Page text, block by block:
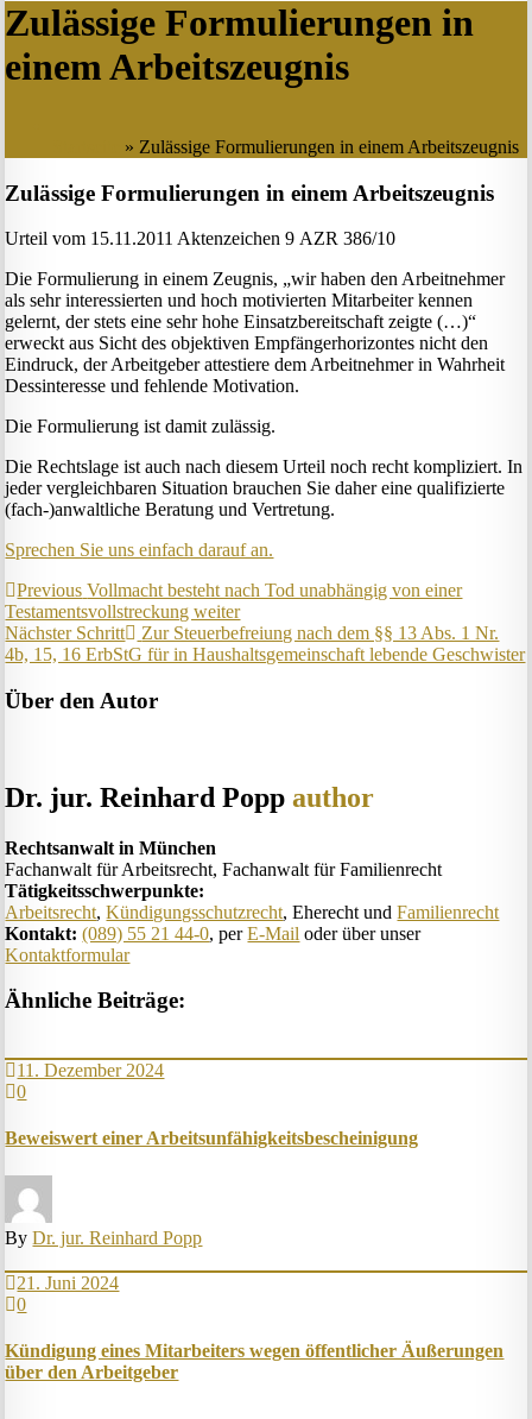
Zulässige Formulierungen in
einem Arbeitszeugnis
» Zulässige Formulierungen in einem Arbeitszeugnis
Zulässige Formulierungen in einem Arbeitszeugnis
Urteil vom 15.11.2011 Aktenzeichen 9 AZR 386/10
Die Formulierung in einem Zeugnis, „wir ha­ben den Arbeitnehmer
als sehr interessierten und hoch motivierten Mitarbeiter kennen
gelernt, der stets eine sehr hohe Einsatz­bereitschaft zeigte (…)“
erweckt aus Sicht des objektiven Empfängerhorizontes nicht den
Eindruck, der Arbeitgeber attestiere dem Arbeitnehmer in Wahrheit
Dessinteresse und fehlende Motivation.
Die Formulierung ist damit zulässig.
Die Rechtslage ist auch nach diesem Urteil noch recht kompliziert. In
jeder vergleichbaren Situation brauchen Sie daher eine qualifizierte
(fach-)anwaltliche Beratung und Vertretung.
Sprechen Sie uns einfach darauf an.
Beitragsnavigation
Previous Vollmacht besteht nach Tod unabhängig von einer
Testamentsvollstreckung weiter
Nächster Schritt
Zur Steuerbefreiung nach dem §§ 13 Abs. 1 Nr.
4b, 15, 16 ErbStG für in Haushaltsgemeinschaft lebende Geschwister
Über den Autor
Dr. jur. Reinhard Poppauthor
Rechtsanwalt in München
Fachanwalt für Arbeitsrecht, Fachanwalt für Familienrecht
Tätigkeitsschwerpunkte:
Arbeitsrecht,Kündigungsschutzrecht, Eherecht undFamilienrecht
Kontakt: (089) 55 21 44-0, perE-Mail oder über unser
Kontaktformular
Ähnliche Beiträge:
11. Dezember 2024
0
Beweis­wert einer Arbeits­un­fähig­keits­be­scheinig­ung
ByDr. jur. Reinhard Popp
21. Juni 2024
0
Kündigung eines Mit­ar­beit­ers wegen öffent­lich­er Äuß­er­ung­en
über den Ar­beit­geber